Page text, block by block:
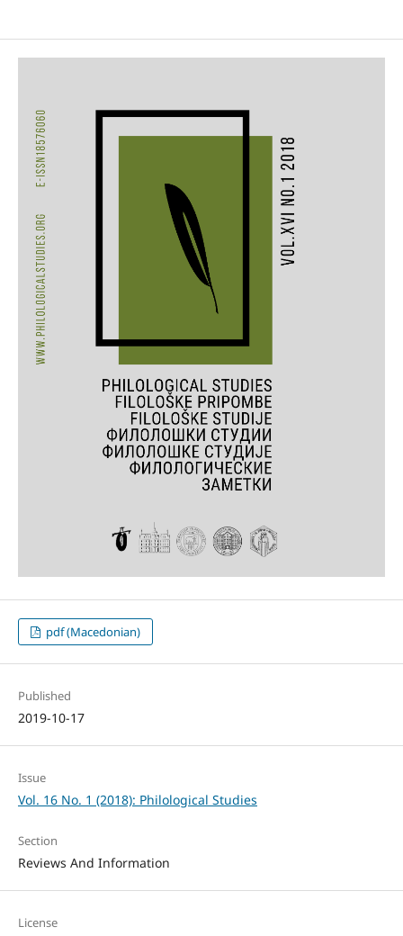
pdf (Macedonian)
Published
2019-10-17
Issue
Vol. 16 No. 1 (2018): Philological Studies
Section
Reviews And Information
License